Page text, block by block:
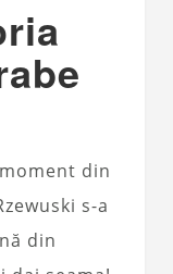
din
s-a
din